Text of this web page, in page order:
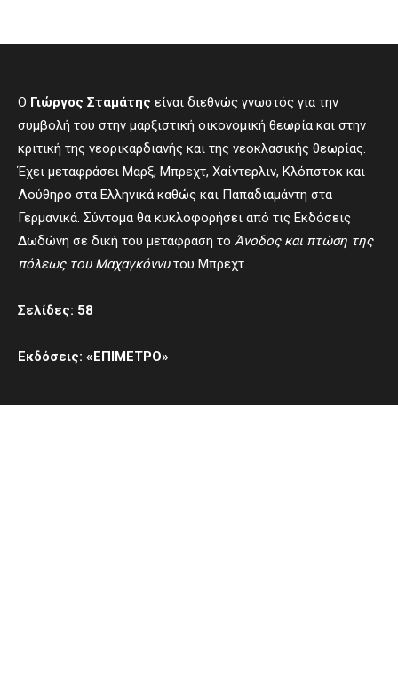
Ο Γιώργος Σταμάτης είναι διεθνώς γνωστός για την
συμβολή του στην μαρξιστική οικονομική θεωρία και στην
κριτική της νεορικαρδιανής και της νεοκλασικής θεωρίας.
Έχει μεταφράσει Μαρξ, Μπρεχτ, Χαίντερλιν, Κλόπστοκ και
Λούθηρο στα Ελληνικά καθώς και Παπαδιαμάντη στα
Γερμανικά. Σύντομα θα κυκλοφορήσει από τις Εκδόσεις
Δωδώνη σε δική του μετάφραση το Άνοδος και πτώση της
πόλεως του Μαχαγκόννυτου Μπρεχτ.
Σελίδες: 58
Εκδόσεις: «ΕΠΙΜΕΤΡΟ»